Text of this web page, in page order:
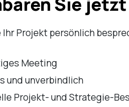
Ihr Projekt persönlich
Meeting
und unverbindlich
Projekt- und Strategie-